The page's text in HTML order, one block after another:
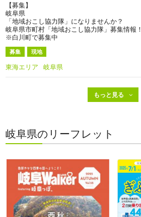
【募集】
岐阜県
「地域おこし協力隊」になりませんか？
岐阜県市町村「地域おこし協力隊」募集情報！
※白川町で募集中
募集 現地
東海エリア 岐阜県
岐阜県のリーフレット